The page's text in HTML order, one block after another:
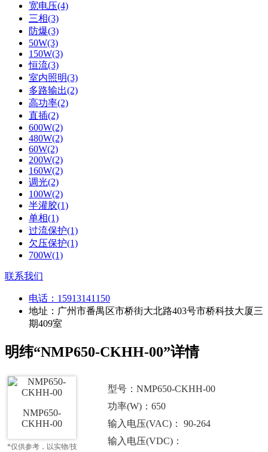
宽电压(4)
三相(3)
防爆(3)
50W(3)
150W(3)
恒流(3)
室内照明(3)
多路输出(2)
高功率(2)
直插(2)
600W(2)
480W(2)
60W(2)
200W(2)
160W(2)
调光(2)
100W(2)
半灌胶(1)
单相(1)
过流保护(1)
欠压保护(1)
700W(1)
联系我们
电话： 15913141150
地址：广州市番禺区市桥街大北路403号市桥科技大厦三
期409室
明纬“NMP650-CKHH-00”详情
NMP650-
CKHH-00
*仅供参考，以实物/技
型号：NMP650-CKHH-00
功率(W)：650
输入电压(VAC)： 90-264
输入电压(VDC)：